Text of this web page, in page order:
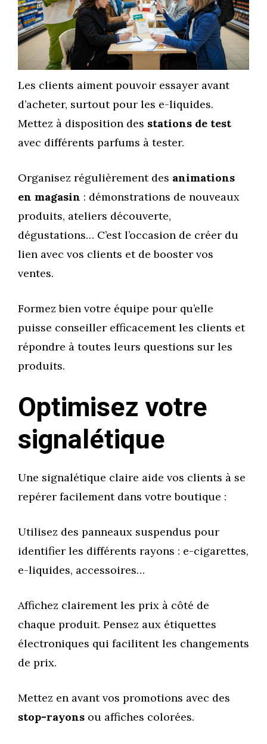
Les clients aiment pouvoir essayer avant
d’acheter, surtout pour les e-liquides.
Mettez à disposition des stations de test
avec différents parfums à tester.
Organisez régulièrement des animations
en magasin : démonstrations de nouveaux
produits, ateliers découverte,
dégustations… C’est l’occasion de créer du
lien avec vos clients et de booster vos
ventes.
Formez bien votre équipe pour qu’elle
puisse conseiller efficacement les clients et
répondre à toutes leurs questions sur les
produits.
Optimisez votre
signalétique
Une signalétique claire aide vos clients à se
repérer facilement dans votre boutique :
Utilisez des panneaux suspendus pour
identifier les différents rayons : e-cigarettes,
e-liquides, accessoires…
Affichez clairement les prix à côté de
chaque produit. Pensez aux étiquettes
électroniques qui facilitent les changements
de prix.
Mettez en avant vos promotions avec des
stop-rayons ou affiches colorées.